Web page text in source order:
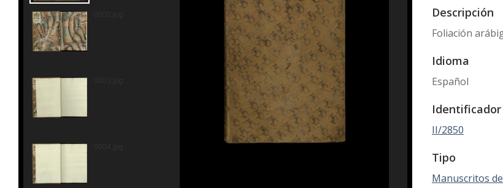
Descripción
Foliación
Idioma
Español
Identificador
II/2850
Tipo
Manuscritos